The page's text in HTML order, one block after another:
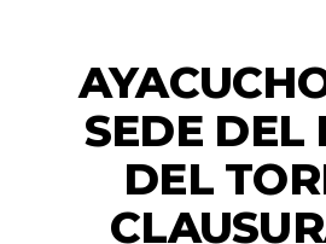
SEDE DEL
DEL